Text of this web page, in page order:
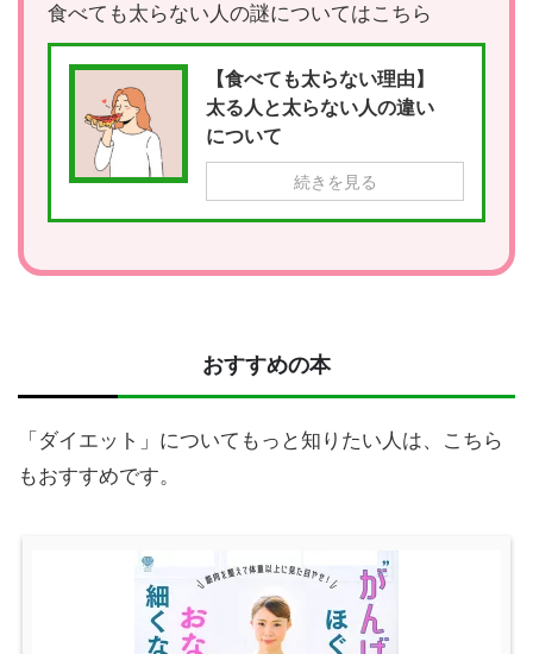
食べても太らない人の謎についてはこちら
【食べても太らない理由】
太る人と太らない人の違い
について
続きを見る
おすすめの本
「ダイエット」についてもっと知りたい人は、こちら
もおすすめです。